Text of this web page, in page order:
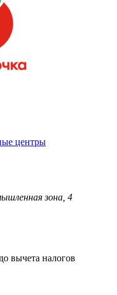
центры
зона, 4
до вычета налогов